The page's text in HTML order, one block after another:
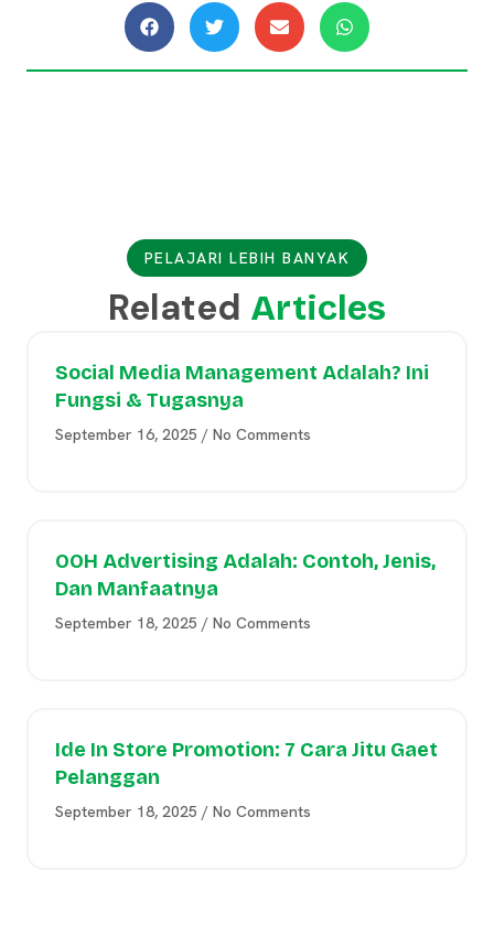
PELAJARI LEBIH BANYAK
Related Articles
Social Media Management Adalah? Ini
Fungsi & Tugasnya
September 16, 2025 No Comments
OOH Advertising Adalah: Contoh, Jenis,
Dan Manfaatnya
September 18, 2025 No Comments
Ide In Store Promotion: 7 Cara Jitu Gaet
Pelanggan
September 18, 2025 No Comments